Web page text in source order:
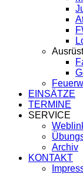
EINSÄTZE
TERMINE
SERVICE
Archiv
KONTAKT